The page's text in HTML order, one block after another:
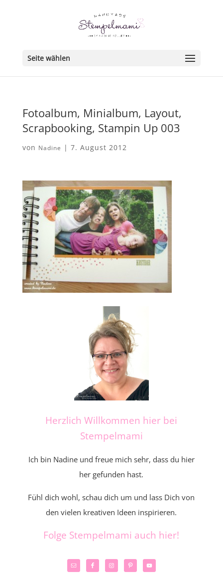
Seite wählen
Fotoalbum, Minialbum, Layout,
Scrapbooking, Stampin Up 003
von Nadine | 7. August 2012
Herzlich Willkommen hier bei
Stempelmami
Ich bin Nadine und freue mich sehr, dass du hier
her gefunden hast.
Fühl dich wohl, schau dich um und lass Dich von
den vielen kreativen Ideen inspirieren.
Folge Stempelmami auch hier!